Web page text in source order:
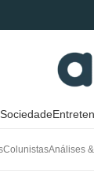
ColunistasAnálises